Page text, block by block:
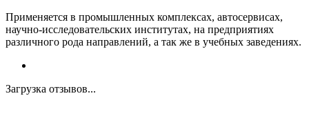
Применяется в промышленных комплексах, автосервисах,
научно-исследовательских институтах, на предприятиях
различного рода направлений, а так же в учебных заведениях.
Загрузка отзывов...